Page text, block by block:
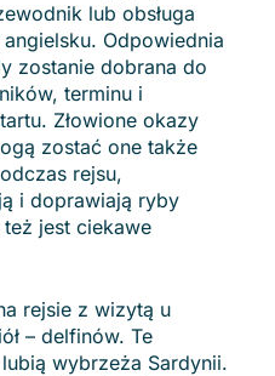
lub obsługa
Odpowiednia
zostanie dobrana do
terminu i
Złowione okazy
zostać one także
rejsu,
i doprawiają ryby
jest ciekawe
rejsie z wizytą u
– delfinów. Te
wybrzeża Sardynii.